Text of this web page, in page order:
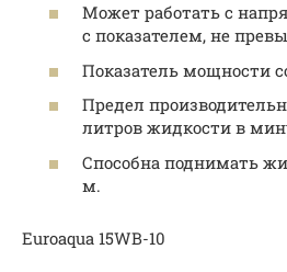
Может работать с
с показателем, не
Показатель мощности
Предел
литров жидкости в
Способна поднимать
м.
Euroaqua 15WB-10